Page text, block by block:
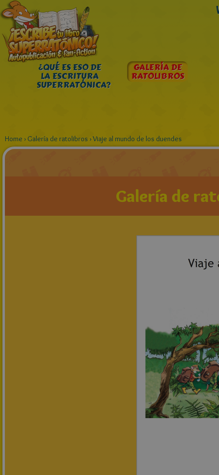
¿QUÉ ES ESO DE
LA ESCRITURA
SUPERRATÓNICA?
GALERÍA DE
RATOLIBROS
Home › Galería de ratolibros ›Viaje al mundo de los duendes
Galería de